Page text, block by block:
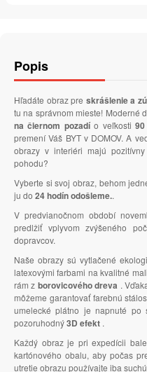
Popis
Hľadáte obraz pre skrášlenie a
tu na správnom mieste! Moderné
na čiernom pozadío veľkosti
premení Váš BYT v DOMOV. A
obrazy v interiéri majú
pohodu?
Vyberte si svoj obraz, behom
ju do 24 hodín odošleme..
V predvianočnom období
predlžiť vplyvom zvýšeného
dopravcov.
Naše obrazy sú vytlačené
latexovými farbami na kvalitné
rám z borovicového dreva .
môžeme garantovať farebnú
umelecké plátno je napnuté po
pozoruhodný3D efekt .
Každý obraz je pri expedícii
kartónového obalu, aby počas
utretie obrazu používajte iba